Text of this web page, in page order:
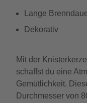
Lange
Dekorativ
Mit der
schaffst du eine
Gemütlichkeit.
Durchmesser von